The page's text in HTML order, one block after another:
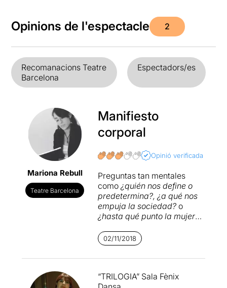
Opinions de l'espectacle 2
Recomanacions Teatre
Barcelona
Espectadors/es
Mariona Rebull
Teatre Barcelona
Manifiesto
corporal
Opinió verificada
Preguntas tan mentales
como ¿quién nos define o
predetermina?, ¿a qué nos
empuja la sociedad?o
¿hasta qué punto la mujer
función del hombre?
siempre tienen que ser
cuestionadas con palabras.
al cicloDona’m veu/Dona
02/11/2018
“TRILOGIA” Sala Fènix